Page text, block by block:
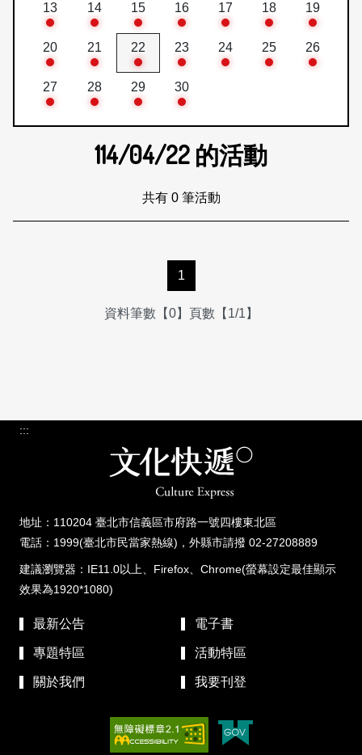
13 14 15 16 17 18 19
20 21 22 23 24 25 26
27 28 29 30
114/04/22 的活動
共有 0 筆活動
1
資料筆數【0】頁數【1/1】
:::
地址：110204 臺北市信義區市府路一號四樓東北區
電話：1999(臺北市民當家熱線)，外縣市請撥 02-27208889
建議瀏覽器：IE11.0以上、Firefox、Chrome(螢幕設定最佳顯示
效果為1920*1080)
最新公告 電子書
專題特區 活動特區
關於我們 我要刊登